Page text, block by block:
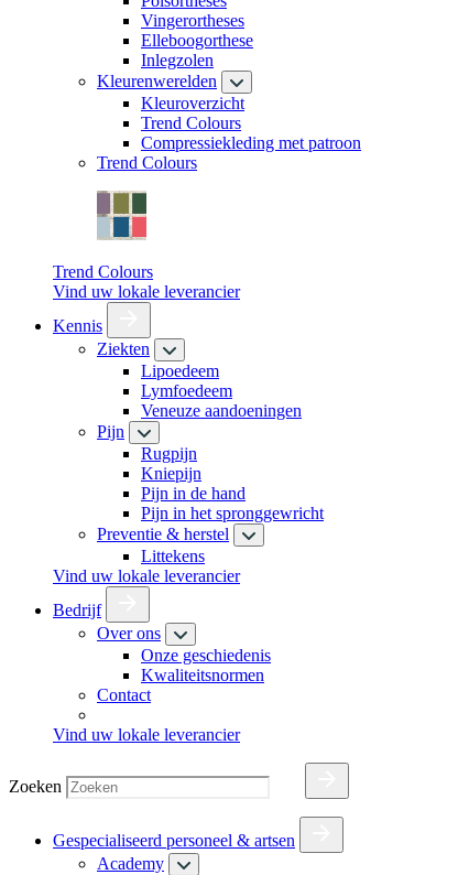
Vingerortheses
Elleboogorthese
Inlegzolen
Kleurenwerelden
Kleuroverzicht
Trend Colours
Compressiekleding met patroon
Trend Colours
Trend Colours
Vind uw lokale leverancier
Kennis
Ziekten
Lipoedeem
Lymfoedeem
Veneuze aandoeningen
Pijn
Rugpijn
Kniepijn
Pijn in de hand
Pijn in het spronggewricht
Preventie & herstel
Littekens
Vind uw lokale leverancier
Bedrijf
Over ons
Onze geschiedenis
Kwaliteitsnormen
Contact
Vind uw lokale leverancier
Zoeken
Gespecialiseerd personeel & artsen
Academy